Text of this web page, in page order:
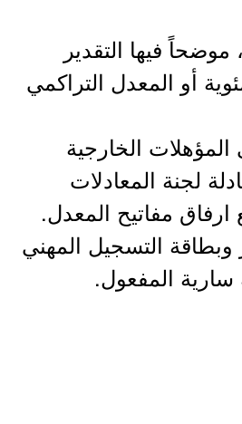
موضحاً فيها التقدير
أو المعدل التراكمي
الخارجية
لجنة المعادلات
ارفاق مفاتيح المعدل.
وبطاقة التسجيل المهني
المفعول.